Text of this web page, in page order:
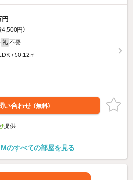
円
4,500円）
礼 不要
/ 50.12㎡
い合わせ （無料）
提供
のすべての部屋を見る